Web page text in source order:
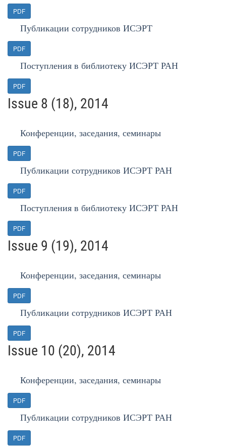
PDF
Публикации сотрудников ИСЭРТ
PDF
Поступления в библиотеку ИСЭРТ РАН
PDF
Issue 8 (18), 2014
Конференции, заседания, семинары
PDF
Публикации сотрудников ИСЭРТ РАН
PDF
Поступления в библиотеку ИСЭРТ РАН
PDF
Issue 9 (19), 2014
Конференции, заседания, семинары
PDF
Публикации сотрудников ИСЭРТ РАН
PDF
Issue 10 (20), 2014
Конференции, заседания, семинары
PDF
Публикации сотрудников ИСЭРТ РАН
PDF